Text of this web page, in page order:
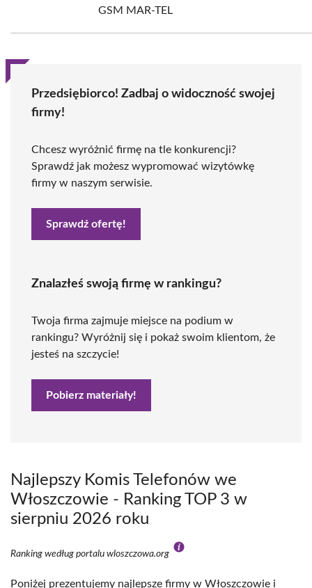
GSM MAR-TEL
Przedsiębiorco! Zadbaj o widoczność swojej
firmy!
Chcesz wyróżnić firmę na tle konkurencji?
Sprawdź jak możesz wypromować wizytówkę
firmy w naszym serwisie.
Sprawdź ofertę!
Znalazłeś swoją firmę w rankingu?
Twoja firma zajmuje miejsce na podium w
rankingu? Wyróżnij się i pokaż swoim klientom, że
jesteś na szczycie!
Pobierz materiały!
Najlepszy Komis Telefonów we
Włoszczowie - Ranking TOP 3 w
sierpniu 2026 roku
Ranking według portalu wloszczowa.org
Poniżej prezentujemy najlepsze firmy w Włoszczowie i